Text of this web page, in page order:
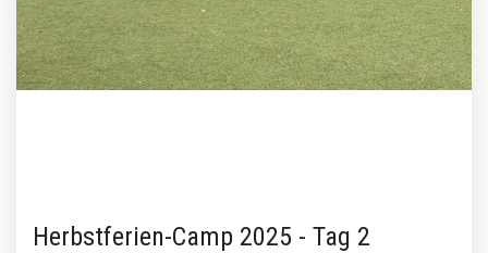
Herbstferien-Camp 2025 - Tag 2